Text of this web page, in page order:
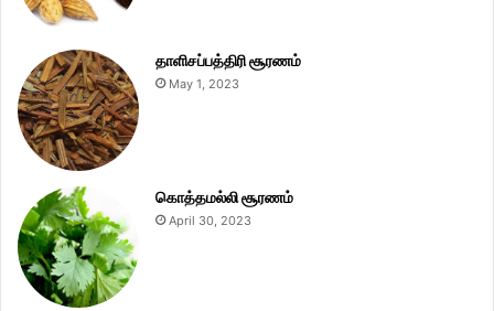
தாளிசப்பத்திரி சூரணம்
May 1, 2023
கொத்தமல்லி சூரணம்
April 30, 2023